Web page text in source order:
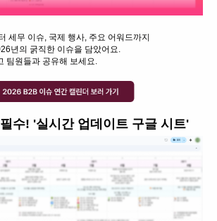
세무 이슈, 국제 행사, 주요 어워드까지
년의 굵직한 이슈을 담았어요.
팀원들과 공유해 보세요.
수! '실시간 업데이트 구글 시트'